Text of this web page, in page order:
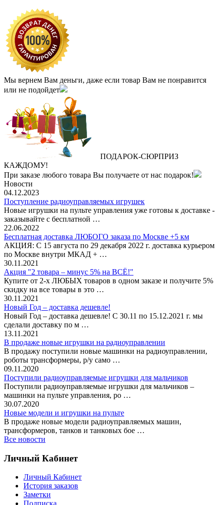
Мы вернем Вам деньги, даже если товар Вам не понравится
или не подойдет
ПОДАРОК‐СЮРПРИЗ
КАЖДОМУ!
При заказе любого товара Вы получаете от нас подарок!
Новости
04.12.2023
Поступление радиоуправляемых игрушек
Новые игрушки на пульте управления уже готовы к доставке -
заказывайте с бесплатной …
22.06.2022
Бесплатная доставка ЛЮБОГО заказа по Москве +5 км
АКЦИЯ: С 15 августа по 29 декабря 2022 г. доставка курьером
по Москве внутри МКАД + …
30.11.2021
Акция "2 товара – минус 5% на ВСЁ!"
Купите от 2-х ЛЮБЫХ товаров в одном заказе и получите 5%
скидку на все товары в это …
30.11.2021
Новый Год – доставка дешевле!
Новый Год – доставка дешевле! С 30.11 по 15.12.2021 г. мы
сделали доставку по м …
13.11.2021
В продаже новые игрушки на радиоуправлении
В продажу поступили новые машинки на радиоуправлении,
роботы трансформеры, р/у само …
09.11.2020
Поступили радиоуправляемые игрушки для мальчиков
Поступили радиоуправляемые игрушки для мальчиков –
машинки на пульте управления, ро …
30.07.2020
Новые модели и игрушки на пульте
В продаже новые модели радиоуправляемых машин,
трансформеров, танков и танковых бое …
Все новости
Личный Кабинет
Личный Кабинет
История заказов
Заметки